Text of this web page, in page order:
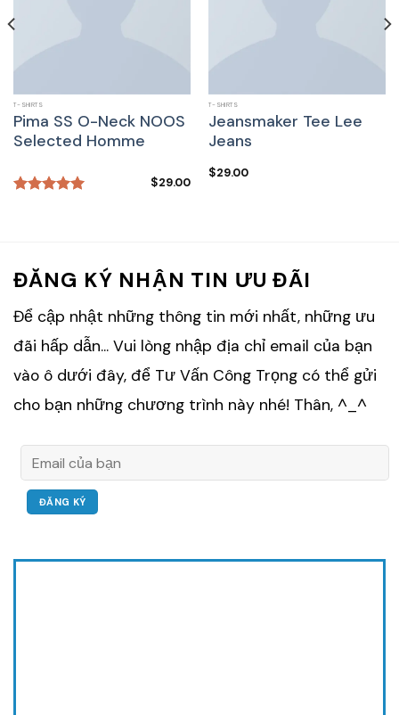
T-SHIRTS
Pima SS O-Neck NOOS
Selected Homme
$29.00
T-SHIRTS
Jeansmaker Tee Lee
Jeans
$29.00
ĐĂNG KÝ NHẬN TIN ƯU ĐÃI
Để cập nhật những thông tin mới nhất, những ưu
đãi hấp dẫn... Vui lòng nhập địa chỉ email của bạn
vào ô dưới đây, để Tư Vấn Công Trọng có thể gửi
cho bạn những chương trình này nhé! Thân, ^_^